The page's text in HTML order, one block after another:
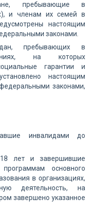
пребывающие в
и членам их семей в
настоящим
законами.
пребывающих в
на которых
гарантии и
настоящим
законами,
инвалидами до
лет и завершившие
основного
в организациях,
деятельность, на
завершено указанное